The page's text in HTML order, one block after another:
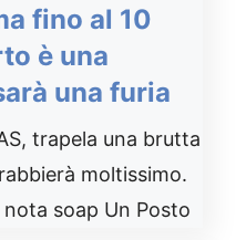
fino al 10
è una
una furia
trapela una brutta
moltissimo.
soap Un Posto